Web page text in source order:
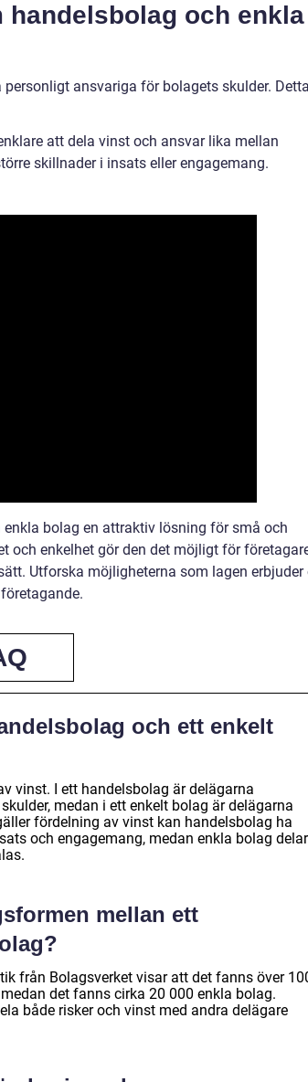
handelsbolag och enkla
ansvariga för bolagets skulder. Detta
att dela vinst och ansvar lika mellan
skillnader i insats eller engagemang.
bolag en attraktiv lösning för små och
och enkelhet gör den det möjligt för
Utforska möjligheterna som lagen erbjuder
och ett enkelt
vinst. I ett handelsbolag är delägarna
medan i ett enkelt bolag är delägarna
fördelning av vinst kan handelsbolag ha
och engagemang, medan enkla bolag delar
mellan ett
från Bolagsverket visar att det fanns över
det fanns cirka 20 000 enkla bolag.
både risker och vinst med andra delägare